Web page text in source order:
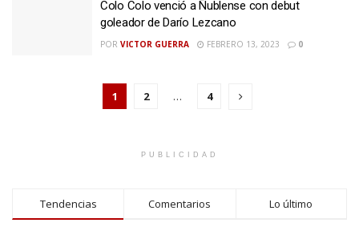
Colo Colo venció a Ñublense con debut
goleador de Darío Lezcano
POR VICTOR GUERRA FEBRERO 13, 2023 0
1 2 … 4
PUBLICIDAD
Tendencias Comentarios Lo último